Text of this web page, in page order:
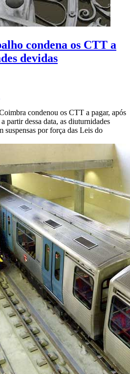
condena os CTT a
devidas
condenou os CTT a pagar, após
partir dessa data, as diuturnidades
suspensas por força das Leis do